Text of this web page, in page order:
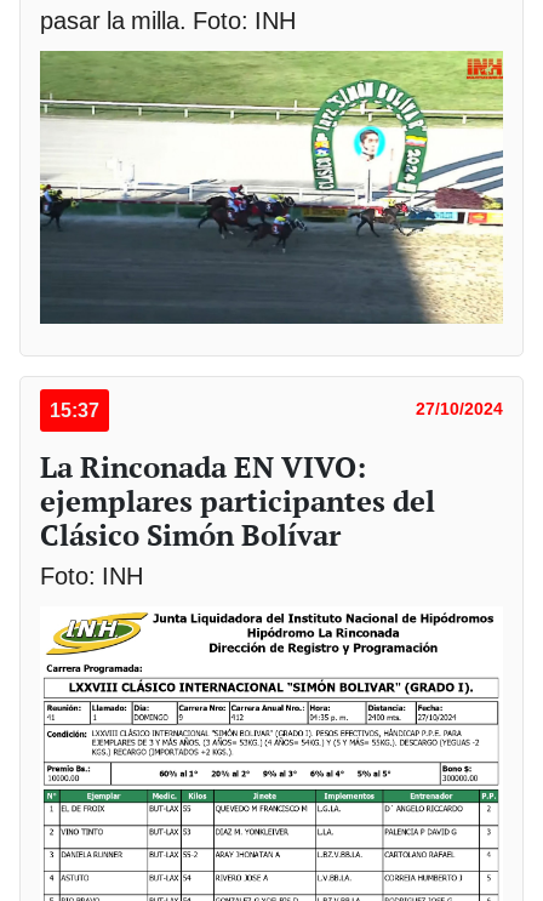
pasar la milla. Foto: INH
15:37 27/10/2024
La Rinconada EN VIVO:
ejemplares participantes del
Clásico Simón Bolívar
Foto: INH